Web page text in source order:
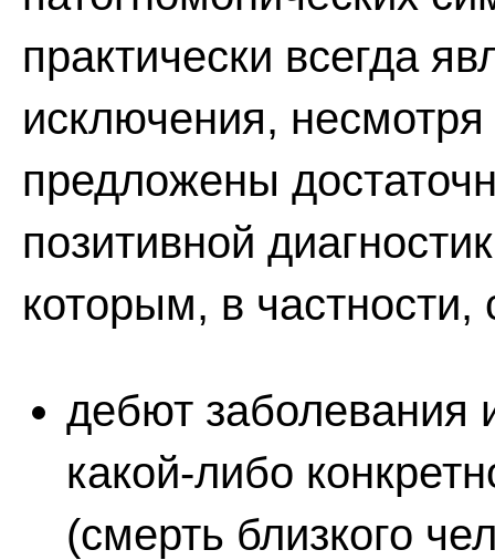
практически всегда
исключения,
предложены
позитивной
которым, в частности,
дебют заболевания
какой-либо
(смерть близкого